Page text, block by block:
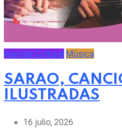
Agenda Cultural Música
SARAO,
ILUSTRADAS
16 julio, 2026